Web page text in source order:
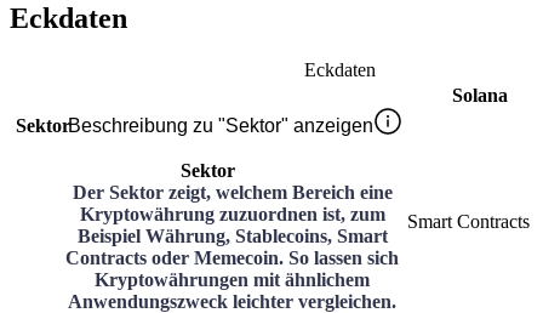
Eckdaten
Eckdaten
Solana
SektorBeschreibung zu "Sektor" anzeigen
Sektor
Der Sektor zeigt, welchem Bereich eine
Kryptowährung zuzuordnen ist, zum
Beispiel Währung, Stablecoins, Smart
Contracts oder Memecoin. So lassen sich
Kryptowährungen mit ähnlichem
Anwendungszweck leichter vergleichen.
Smart Contracts